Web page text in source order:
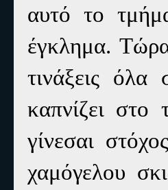
αυτό το
έγκλημα.
τινάξεις
καπνίζει στο
γίνεσαι
χαμόγελου